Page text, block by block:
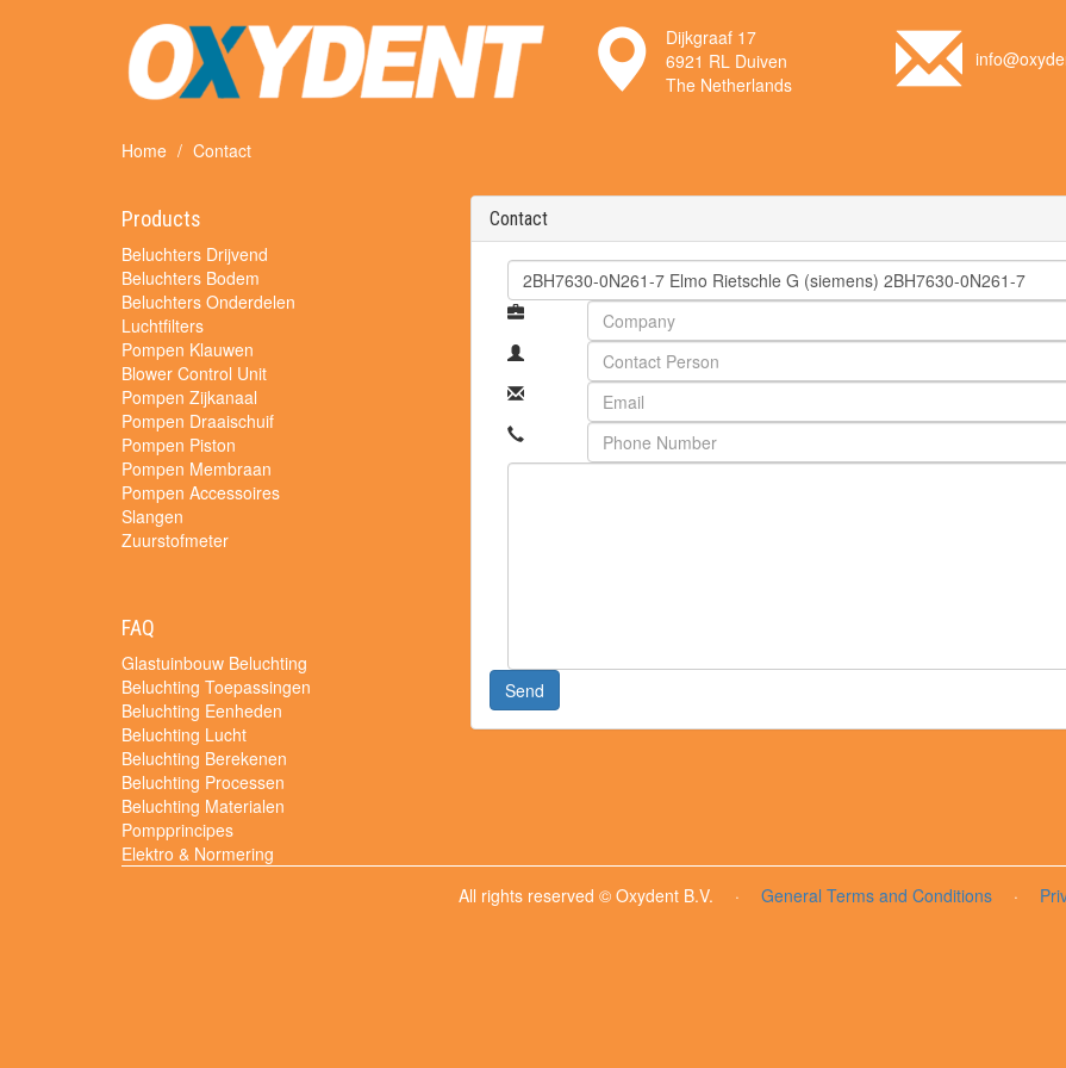
Dijkgraaf 17
6921 RL Duiven
The Netherlands
Home Contact
Contact
Send
Products
Beluchters Drijvend
Beluchters Bodem
Beluchters Onderdelen
Luchtfilters
Pompen Klauwen
Blower Control Unit
Pompen Zijkanaal
Pompen Draaischuif
Pompen Piston
Pompen Membraan
Pompen Accessoires
Slangen
Zuurstofmeter
FAQ
Glastuinbouw Beluchting
Beluchting Toepassingen
Beluchting Eenheden
Beluchting Lucht
Beluchting Berekenen
Beluchting Processen
Beluchting Materialen
Pompprincipes
Elektro & Normering
All rights reserved © Oxydent B.V.
· General Terms and Conditions ·